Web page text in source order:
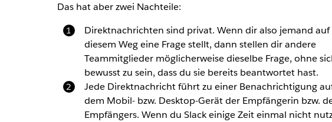
Das hat aber zwei Nachteile:
Direktnachrichten sind privat. Wenn dir also jemand auf
diesem Weg eine Frage stellt, dann stellen dir andere
Teammitglieder möglicherweise dieselbe Frage, ohne
bewusst zu sein, dass du sie bereits beantwortet hast.
Jede Direktnachricht führt zu einer Benachrichtigung
dem Mobil- bzw. Desktop-Gerät der Empfängerin bzw.
Empfängers. Wenn du Slack einige Zeit einmal nicht